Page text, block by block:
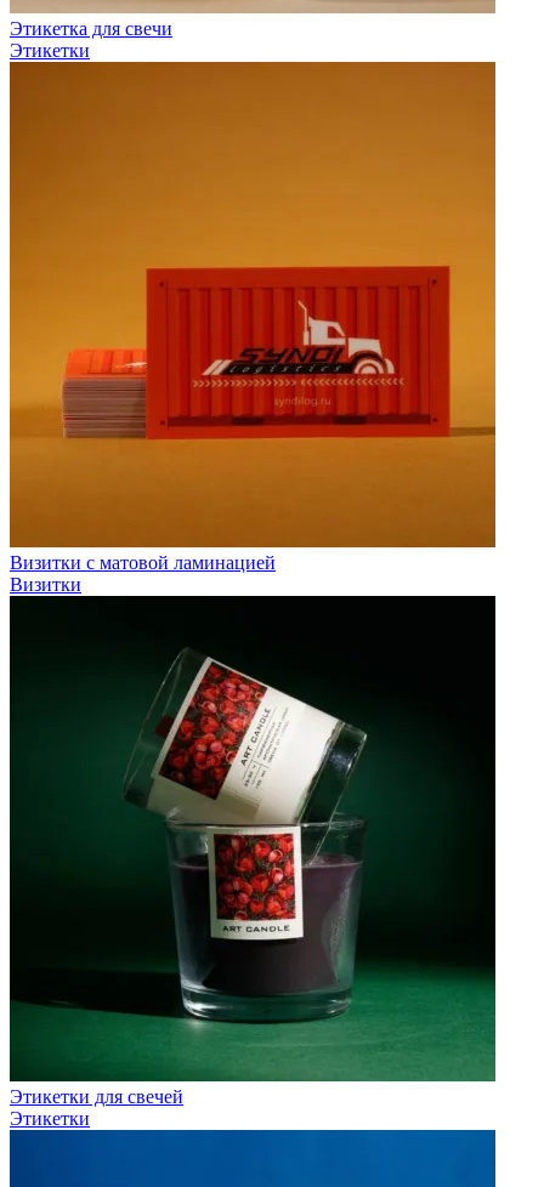
Этикетка для свечи
Этикетки
Визитки с матовой ламинацией
Визитки
Этикетки для свечей
Этикетки